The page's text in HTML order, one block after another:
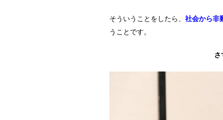
そういうことをしたら、 社会から非
うことです。
さ